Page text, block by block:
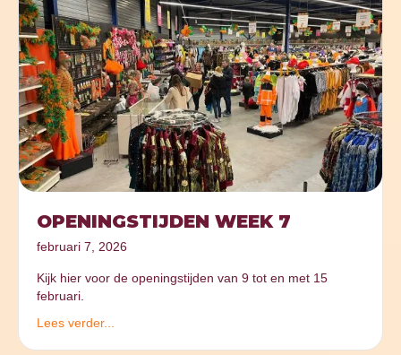
OPENINGSTIJDEN WEEK 7
februari 7, 2026
Kijk hier voor de openingstijden van 9 tot en met 15
februari.
Lees verder...